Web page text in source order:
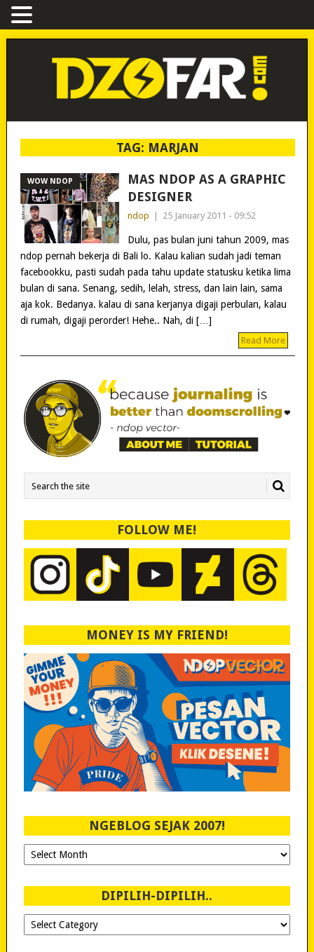
TAG: MARJAN
WOW NDOP
MAS NDOP AS A GRAPHIC
DESIGNER
ndop 25 January 2011 - 09:52
Dulu, pas bulan juni tahun 2009, mas
ndop pernah bekerja di Bali lo. Kalau kalian sudah jadi teman
facebookku, pasti sudah pada tahu update statusku ketika lima
bulan di sana. Senang, sedih, lelah, stress, dan lain lain, sama
aja kok. Bedanya. kalau di sana kerjanya digaji perbulan, kalau
di rumah, digaji perorder! Hehe.. Nah, di […]
Read More
FOLLOW ME!
MONEY IS MY FRIEND!
NGEBLOG SEJAK 2007!
Ngeblog
Sejak
DIPILIH-DIPILIH..
Dipilih-
dipilih..